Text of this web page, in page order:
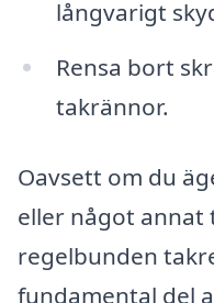
långvarigt
Rensa bort
takrännor.
Oavsett om du
eller något annat
regelbunden
fundamental del